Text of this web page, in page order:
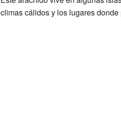
climas cálidos y los lugares